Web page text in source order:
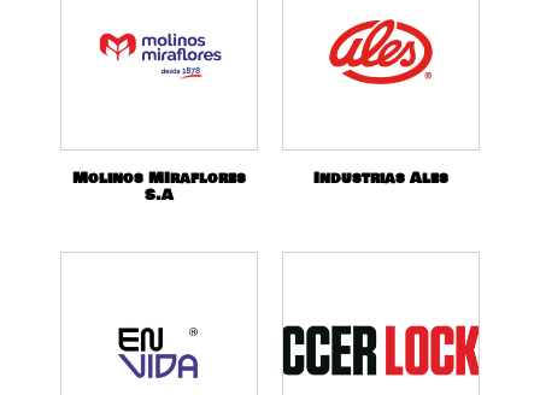
Molinos MIraflores
S.A
Industrias Ales